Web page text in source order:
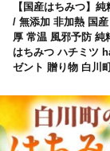
【国産はちみつ】
/ 無添加 非加熱 国
厚 常温 風邪予防 純
はちみつ ハチミツ
ゼント 贈り物 白川